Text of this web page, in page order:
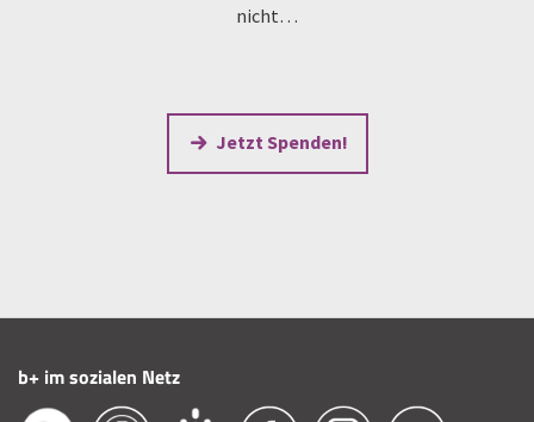
nicht…
Jetzt Spenden!
b+ im sozialen Netz